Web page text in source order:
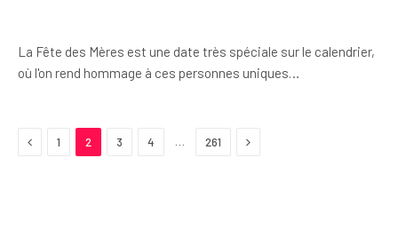
La Fête des Mères est une date très spéciale sur le calendrier,
où l'on rend hommage à ces personnes uniques…
Previous
1 2 3 4 261 Next